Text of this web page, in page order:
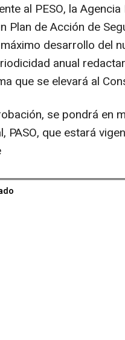
al PESO, la
Plan de Acción de
desarrollo del
anual
que se elevará al
se pondrá en
PASO, que estará